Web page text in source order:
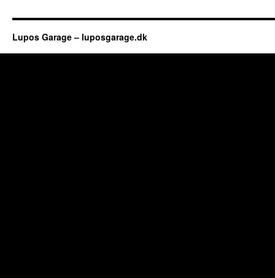
Lupos Garage – luposgarage.dk